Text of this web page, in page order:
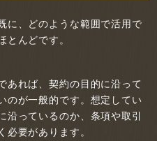
に、どのような範囲で活用で
とんどです。
あれば、契約の目的に沿って
のが一般的です。想定してい
沿っているのか、条項や取引
要があります。